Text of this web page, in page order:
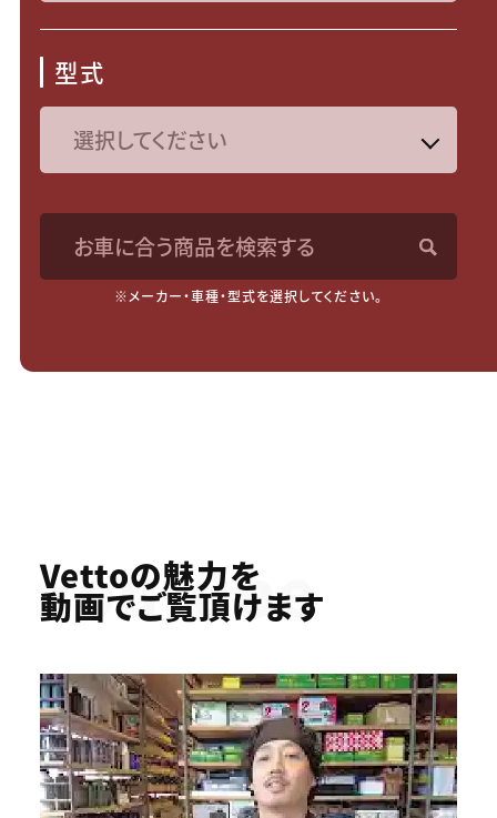
型式
お車に合う商品を検索する
※メーカー・車種・型式を選択してください。
Youtube
Vettoの魅力を
動画でご覧頂けます